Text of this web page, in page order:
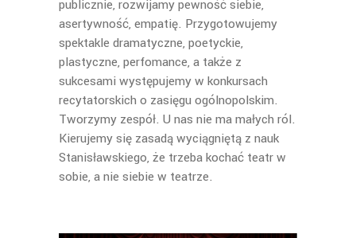
publicznie, rozwijamy pewność siebie,
asertywność, empatię. Przygotowujemy
spektakle dramatyczne, poetyckie,
plastyczne, perfomance, a także z
sukcesami występujemy w konkursach
recytatorskich o zasięgu ogólnopolskim.
Tworzymy zespół. U nas nie ma małych ról.
Kierujemy się zasadą wyciągniętą z nauk
Stanisławskiego, że trzeba kochać teatr w
sobie, a nie siebie w teatrze.